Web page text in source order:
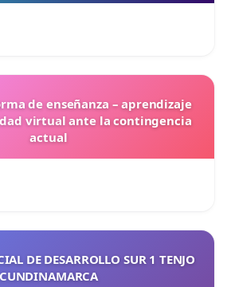
de enseñanza – aprendizaje
virtual ante la contingencia
actual
DE DESARROLLO SUR 1 TENJO
CUNDINAMARCA